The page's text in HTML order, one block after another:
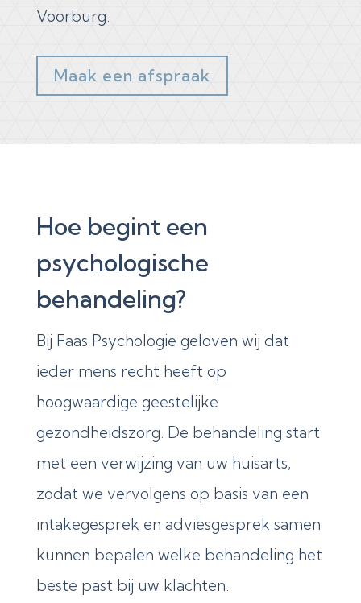
Voorburg.
Maak een afspraak
Hoe begint een
psychologische
behandeling?
Bij Faas Psychologie geloven wij dat
ieder mens recht heeft op
hoogwaardige geestelijke
gezondheidszorg. De behandeling start
met een verwijzing van uw huisarts,
zodat we vervolgens op basis van een
intakegesprek en adviesgesprek samen
kunnen bepalen welke behandeling het
beste past bij uw klachten.